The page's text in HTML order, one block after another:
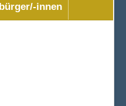
innen